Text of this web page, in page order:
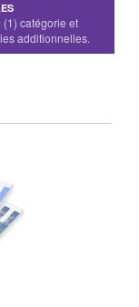
catégorie et
additionnelles.